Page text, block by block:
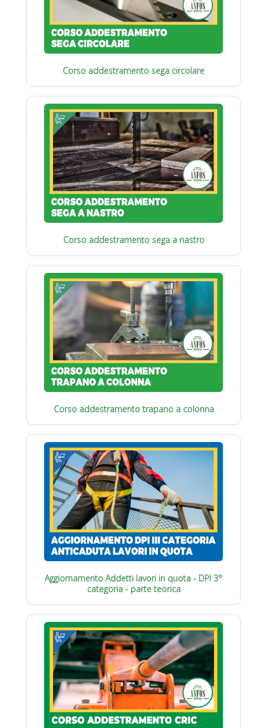
Corso addestramento sega circolare
Corso addestramento sega a nastro
Corso addestramento trapano a colonna
Aggiornamento Addetti lavori in quota - DPI 3°
categoria - parte teorica